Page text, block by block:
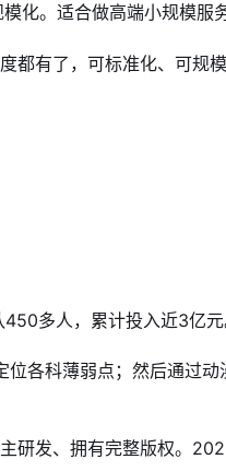
化。适合做高端小规模服务
都有了，可标准化、可规
多人，累计投入近3亿元
各科薄弱点；然后通过
研发、拥有完整版权。